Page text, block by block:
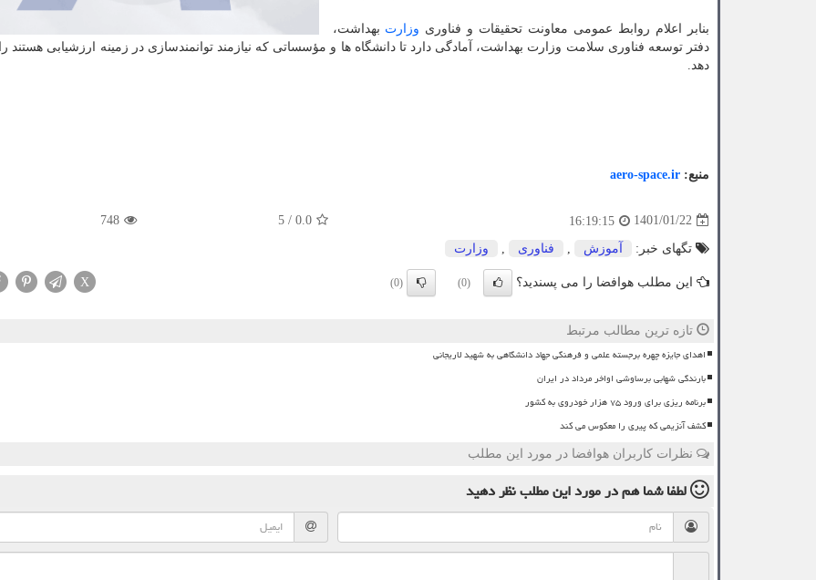
بنابر اعلام روابط عمومی معاونت تحقیقات و فناوری وزارت بهداشت،
دفتر توسعه فناوری سلامت وزارت بهداشت، آمادگی دارد تا دانشگاه ها و مؤسساتی که نیازمند توانمندسازی در زمینه ارزشیابی هستند را
دهد.
منبع: aero-space.ir
1401/01/22
16:19:15
0.0
/
5
748
تگهای خبر: آموزش فناوری وزارت
این مطلب هوافضا را می پسندید؟ (0)
(0)
X
تازه ترین مطالب مرتبط
اهدای جایزه چهره برجسته علمی و فرهنگی جهاد دانشگاهی به شهید لاریجانی
بارندگی شهابی برساوشی اواخر مرداد در ایران
برنامه ریزی برای ورود ۷۵ هزار خودروی به کشور
کشف آنزیمی که پیری را معکوس می کند
نظرات کاربران هوافضا در مورد این مطلب
لطفا شما همدر مورد این مطلبنظر دهید